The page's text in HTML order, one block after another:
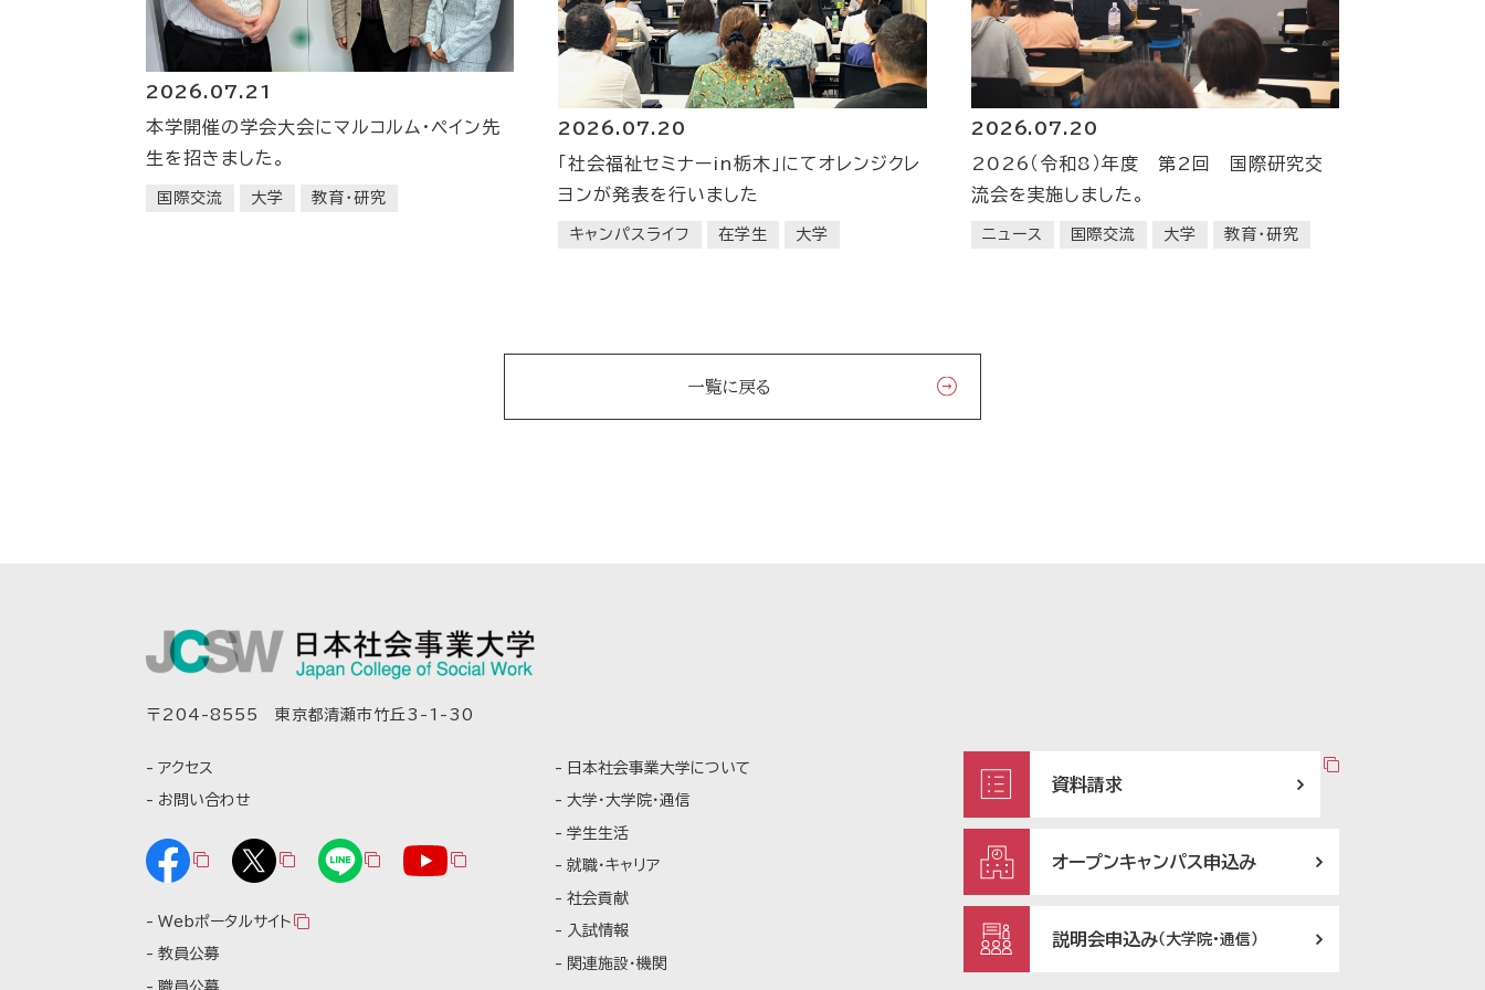
2026.07.21
本学開催の学会大会にマルコルム・ペイン先
生を招きました。
国際交流 大学 教育・研究
2026.07.20
「社会福祉セミナーin栃木」にてオレンジクレ
ヨンが発表を行いました
キャンパスライフ 在学生 大学
2026.07.20
2026（令和8）年度 第2回 国際研究交
流会を実施しました。
ニュース 国際交流 大学 教育・研究
一覧に戻る
〒204-8555 東京都清瀬市竹丘3-1-30
アクセス
お問い合わせ
Webポータルサイト
教員公募
職員公募
日本社会事業大学について
大学・大学院・通信
学生生活
就職・キャリア
社会貢献
入試情報
関連施設・機関
資料請求
オープンキャンパス申込み
説明会申込み（大学院・通信）